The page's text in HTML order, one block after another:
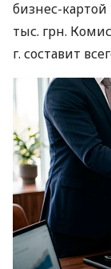
бизнес-картой
тыс. грн.
г. составит